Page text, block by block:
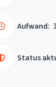
Aufwand:
Status